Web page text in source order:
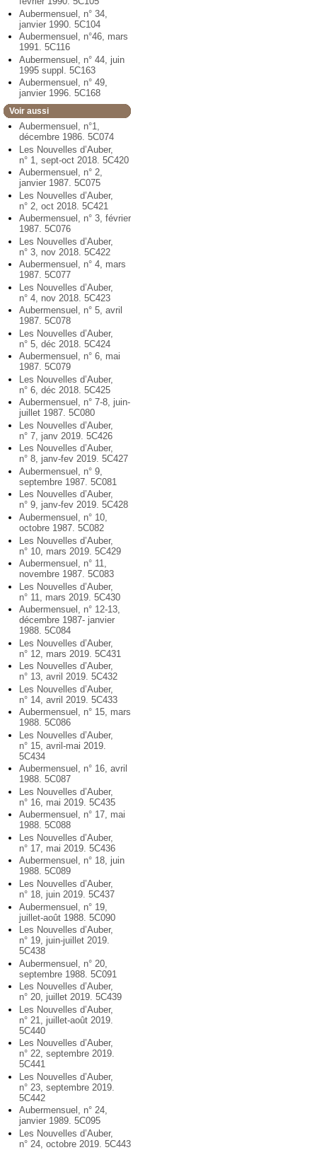
Aubermensuel, n° 34,
janvier 1990. 5C104
Aubermensuel, n°46, mars
1991. 5C116
Aubermensuel, n° 44, juin
1995 suppl. 5C163
Aubermensuel, n° 49,
janvier 1996. 5C168
Voir aussi
Aubermensuel, n°1,
décembre 1986. 5C074
Les Nouvelles d’Auber,
n° 1, sept-oct 2018. 5C420
Aubermensuel, n° 2,
janvier 1987. 5C075
Les Nouvelles d’Auber,
n° 2, oct 2018. 5C421
Aubermensuel, n° 3, février
1987. 5C076
Les Nouvelles d’Auber,
n° 3, nov 2018. 5C422
Aubermensuel, n° 4, mars
1987. 5C077
Les Nouvelles d’Auber,
n° 4, nov 2018. 5C423
Aubermensuel, n° 5, avril
1987. 5C078
Les Nouvelles d’Auber,
n° 5, déc 2018. 5C424
Aubermensuel, n° 6, mai
1987. 5C079
Les Nouvelles d’Auber,
n° 6, déc 2018. 5C425
Aubermensuel, n° 7-8, juin-
juillet 1987. 5C080
Les Nouvelles d’Auber,
n° 7, janv 2019. 5C426
Les Nouvelles d’Auber,
n° 8, janv-fev 2019. 5C427
Aubermensuel, n° 9,
septembre 1987. 5C081
Les Nouvelles d’Auber,
n° 9, janv-fev 2019. 5C428
Aubermensuel, n° 10,
octobre 1987. 5C082
Les Nouvelles d’Auber,
n° 10, mars 2019. 5C429
Aubermensuel, n° 11,
novembre 1987. 5C083
Les Nouvelles d’Auber,
n° 11, mars 2019. 5C430
Aubermensuel, n° 12-13,
décembre 1987- janvier
1988. 5C084
Les Nouvelles d’Auber,
n° 12, mars 2019. 5C431
Les Nouvelles d’Auber,
n° 13, avril 2019. 5C432
Les Nouvelles d’Auber,
n° 14, avril 2019. 5C433
Aubermensuel, n° 15, mars
1988. 5C086
Les Nouvelles d’Auber,
n° 15, avril-mai 2019.
5C434
Aubermensuel, n° 16, avril
1988. 5C087
Les Nouvelles d’Auber,
n° 16, mai 2019. 5C435
Aubermensuel, n° 17, mai
1988. 5C088
Les Nouvelles d’Auber,
n° 17, mai 2019. 5C436
Aubermensuel, n° 18, juin
1988. 5C089
Les Nouvelles d’Auber,
n° 18, juin 2019. 5C437
Aubermensuel, n° 19,
juillet-août 1988. 5C090
Les Nouvelles d’Auber,
n° 19, juin-juillet 2019.
5C438
Aubermensuel, n° 20,
septembre 1988. 5C091
Les Nouvelles d’Auber,
n° 20, juillet 2019. 5C439
Les Nouvelles d’Auber,
n° 21, juillet-août 2019.
5C440
Les Nouvelles d’Auber,
n° 22, septembre 2019.
5C441
Les Nouvelles d’Auber,
n° 23, septembre 2019.
5C442
Aubermensuel, n° 24,
janvier 1989. 5C095
Les Nouvelles d’Auber,
n° 24, octobre 2019. 5C443